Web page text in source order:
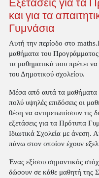
και για τα
Γυμνάσια
Αυτή την περίοδο στο
μαθήματα του
τα μαθηματικά που πρέπει να
του Δημοτικού σχολείου.
Μέσα από αυτά τα μαθήματα
πολύ υψηλές επιδόσεις οι
θέση να αντιμετωπίσουν τις
εξετάσεις για τα Πρότυπα
Ιδιωτικά Σχολεία με άνεση.
πάνω στον οποίον έχουν
Ένας εξίσου σημαντικός
δώσουν σε κάθε μαθητή της